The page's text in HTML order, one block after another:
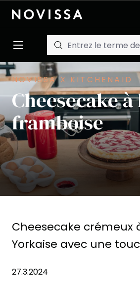
Passer au contenu principal
NOVISSA X KITCHENAID
Cheesecake à
framboise
Cheesecake crémeux
Yorkaise avec une
27.3.2024